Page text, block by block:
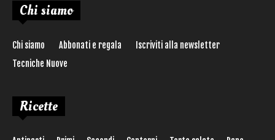
Chi siamo
Chi siamo Abbonati e regala
Iscriviti alla newsletter
Tecniche Nuove
Ricette